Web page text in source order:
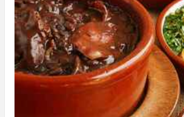
Gio 06:30 –
10:00
Gio 15:00 –
18:30
Ven 16:30 –
18:30
Sab 06:30 – Dom 21:00
Actual availability may differ. Please check when
Shown inAsia/Tokyotime.
Profilo